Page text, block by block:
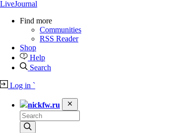
LiveJournal
Find more
Communities
RSS Reader
Shop
Help
Search
Log in `
nickfw.ru